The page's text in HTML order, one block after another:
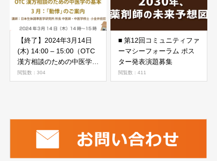
【終了】2024年3月14日
(木) 14:00 – 15:00（OTC
漢方相談のための中医学の
基本）3月「動悸」
閲覧数：304
■ 第12回コミュニティファ
ーマシーフォーラム ポス
ター発表演題募集
閲覧数：411